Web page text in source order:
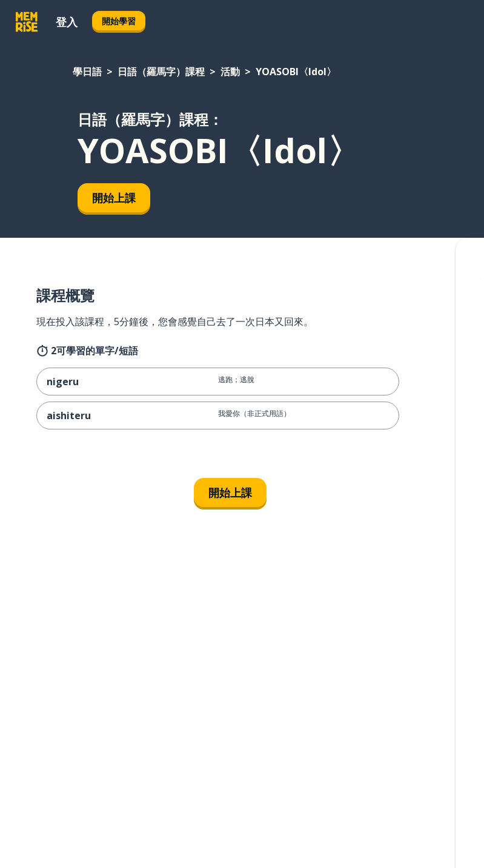
登入 開始學習
學日語 日語（羅馬字）課程 活動 YOASOBI〈Idol〉
日語（羅馬字）課程：
YOASOBI〈Idol〉
開始上課
課程概覽
現在投入該課程，5分鐘後，您會感覺自己去了一次日本又回來。
2可學習的單字/短語
nigeru 逃跑；逃脫
aishiteru 我愛你（非正式用語）
開始上課